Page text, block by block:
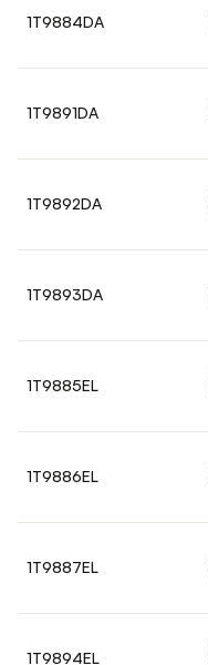
1T9884DA
1T9891DA
1T9892DA
1T9893DA
1T9885EL
1T9886EL
1T9887EL
1T9894EL